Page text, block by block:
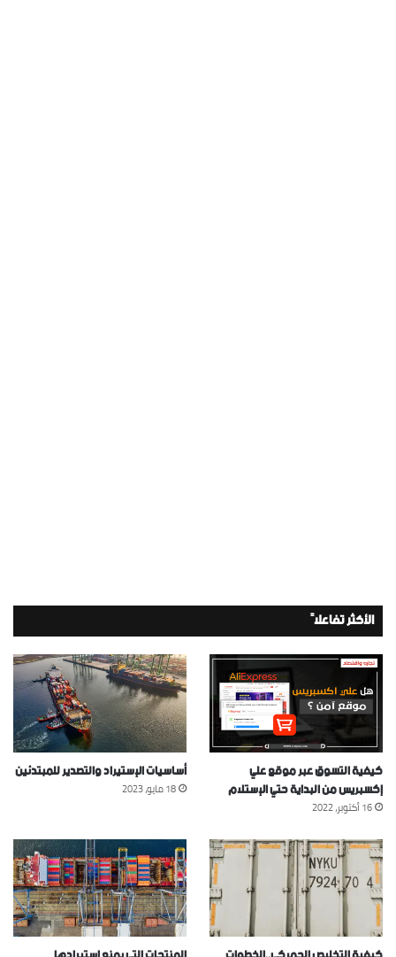
الأكثر تفاعلاً
كيفية التسوق عبر موقع علي
إكسبريس من البداية حتي الإستلام
16 أكتوبر، 2022
أساسيات الإستيراد والتصدير للمبتدئين
18 مايو، 2023